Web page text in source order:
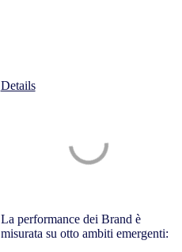
Details
La performance dei Brand è
misurata su otto ambiti emergenti: